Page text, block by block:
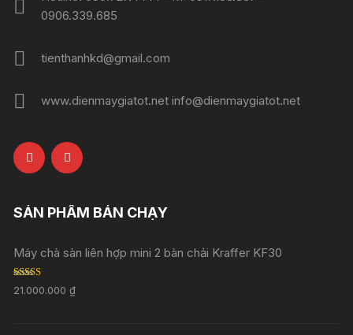
0906.339.685
tienthanhkd@gmail.com
www.dienmaygiatot.net info@dienmaygiatot.net
SẢN PHẨM BÁN CHẠY
Máy chà sàn liên hợp mini 2 bàn chải Kraffer KF30
Rated5.00
out of 5
21.000.000₫